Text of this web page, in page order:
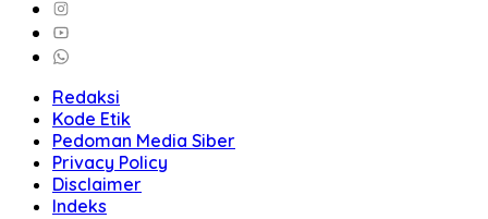
Redaksi
Kode Etik
Pedoman Media Siber
Privacy Policy
Disclaimer
Indeks